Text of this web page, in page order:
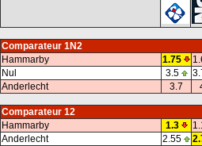
Comparateur 1N2
Hammarby
1.75
Nul
3.5
Anderlecht
3.7
Comparateur 12
Hammarby
1.3
Anderlecht
2.55